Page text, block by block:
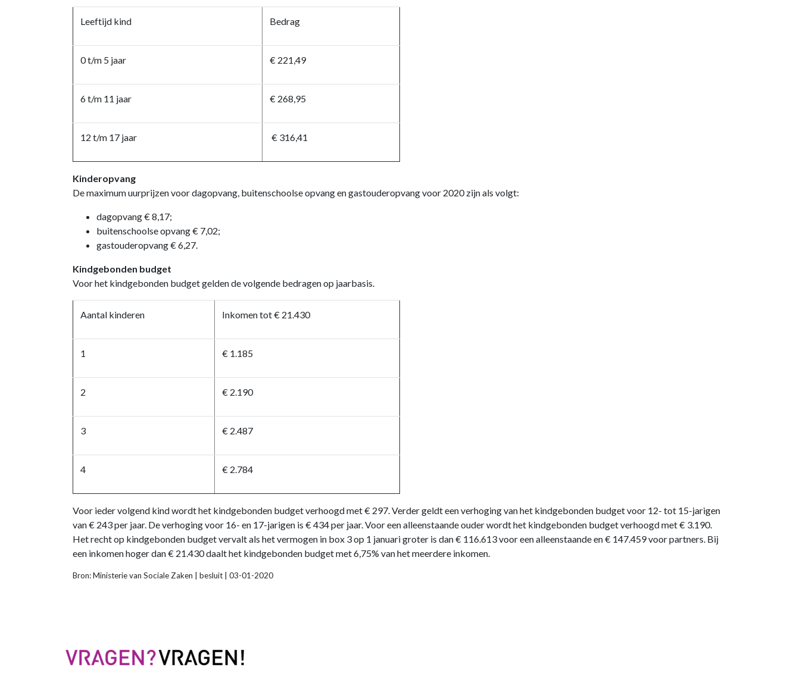
Leeftijd kind Bedrag
0 t/m 5 jaar € 221,49
6 t/m 11 jaar € 268,95
12 t/m 17 jaar € 316,41
Kinderopvang
De maximum uurprijzen voor dagopvang, buitenschoolse opvang en gastouderopvang voor 2020 zijn als volgt:
dagopvang € 8,17;
buitenschoolse opvang € 7,02;
gastouderopvang € 6,27.
Kindgebonden budget
Voor het kindgebonden budget gelden de volgende bedragen op jaarbasis.
Aantal kinderen Inkomen tot € 21.430
1 € 1.185
2 € 2.190
3 € 2.487
4 € 2.784
Voor ieder volgend kind wordt het kindgebonden budget verhoogd met € 297. Verder geldt een verhoging van het kindgebonden budget voor 12- tot 15-jarigen
van € 243 per jaar. De verhoging voor 16- en 17-jarigen is € 434 per jaar. Voor een alleenstaande ouder wordt het kindgebonden budget verhoogd met € 3.190.
Het recht op kindgebonden budget vervalt als het vermogen in box 3 op 1 januari groter is dan € 116.613 voor een alleenstaande en € 147.459 voor partners. Bij
een inkomen hoger dan € 21.430 daalt het kindgebonden budget met 6,75% van het meerdere inkomen.
Bron: Ministerie van Sociale Zaken | besluit | 03-01-2020